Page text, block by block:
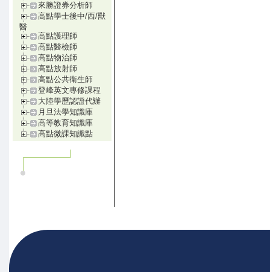
來勝證券分析師
高點學士後中/西/獸
醫
高點護理師
高點醫檢師
高點物治師
高點放射師
高點公共衛生師
登峰英文專修課程
大陸學歷認證代辦
月旦法學知識庫
高等教育知識庫
高點微課知識點